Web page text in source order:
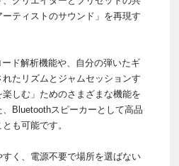
ティストのサウンド」を再現す
ド解析機能や、自分の弾いたギ
たリズムとジャムセッションす
しむ」ためのさまざまな機能を
Bluetoothスピーカーとして高品
も可能です。
く、電源不要で場所を選ばない